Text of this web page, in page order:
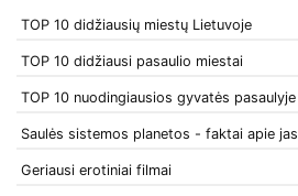
TOP 10 didžiausių miestų Lietuvoje
TOP 10 didžiausi pasaulio miestai
TOP 10 nuodingiausios gyvatės pasaulyje
Saulės sistemos planetos - faktai apie jas
Geriausi erotiniai filmai